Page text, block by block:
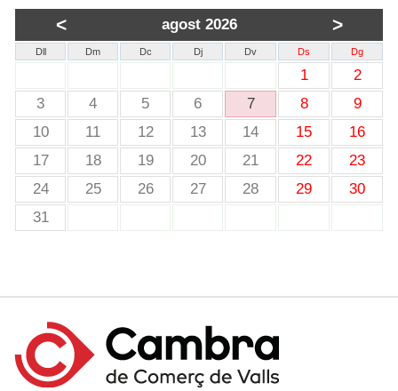
< agost 2026 >
Dll Dm Dc Dj Dv Ds Dg
1
2
3
4 5 6 7 8
9
10
11 12 13 14 15
16
17
18 19 20 21 22
23
24
25 26 27 28 29
30
31